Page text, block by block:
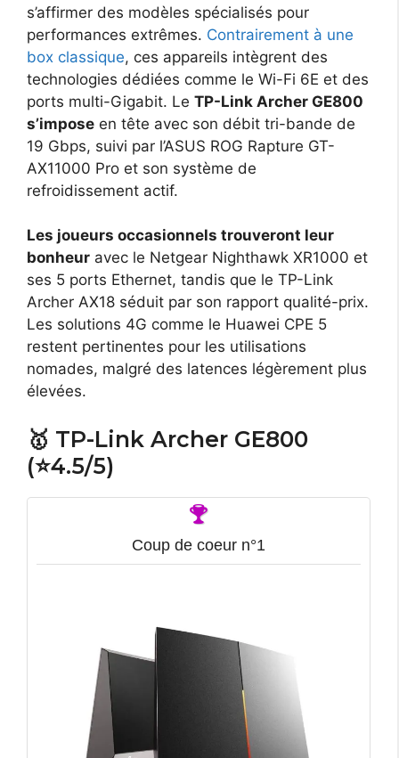
s’affirmer des modèles spécialisés pour
performances extrêmes. Contrairement à une
box classique, ces appareils intègrent des
technologies dédiées comme le Wi-Fi 6E et des
ports multi-Gigabit. Le TP-Link Archer GE800
s’impose en tête avec son débit tri-bande de
19 Gbps, suivi par l’ASUS ROG Rapture GT-
AX11000 Pro et son système de
refroidissement actif.
Les joueurs occasionnels trouveront leur
bonheur avec le Netgear Nighthawk XR1000 et
ses 5 ports Ethernet, tandis que le TP-Link
Archer AX18 séduit par son rapport qualité-prix.
Les solutions 4G comme le Huawei CPE 5
restent pertinentes pour les utilisations
nomades, malgré des latences légèrement plus
élevées.
🥇 TP-Link Archer GE800
(⭐4.5/5)
Coup de coeur n°1